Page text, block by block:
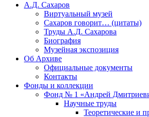
А.Д. Сахаров
Виртуальный музей
Сахаров говорит… (цитаты)
Труды А.Д. Сахарова
Биография
Музейная экспозиция
Об Архиве
Официальные документы
Контакты
Фонды и коллекции
Фонд № 1 «Андрей
Научные труды
Теоретические и